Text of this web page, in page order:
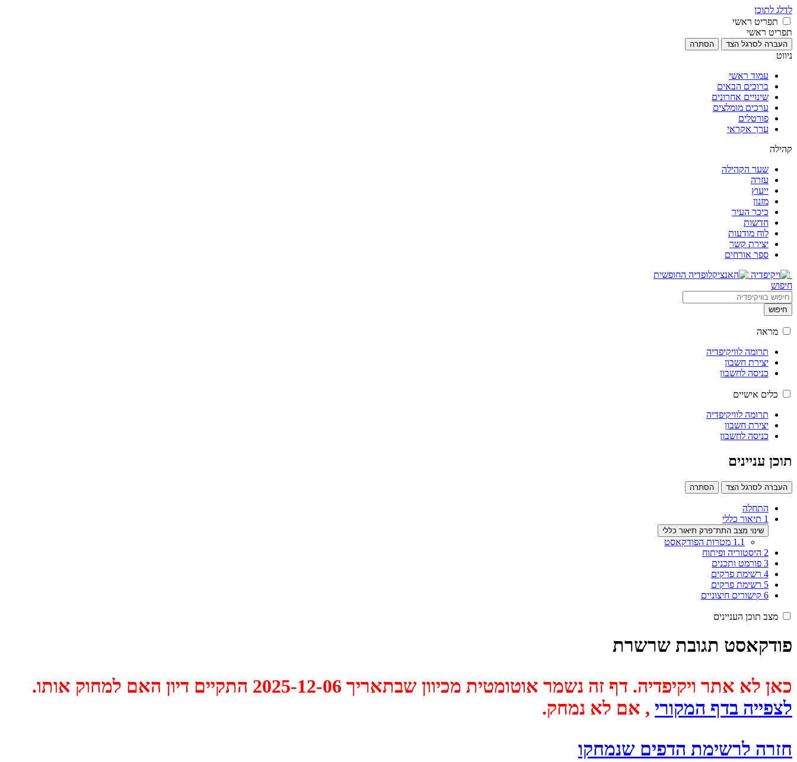
לדלג לתוכן
תפריט ראשי
תפריט ראשי
העברה לסרגל הצד הסתרה
ניווט
עמוד ראשי
ברוכים הבאים
שינויים אחרונים
ערכים מומלצים
פורטלים
ערך אקראי
קהילה
שער הקהילה
עזרה
ייעוץ
מזנון
כיכר העיר
חדשות
לוח מודעות
יצירת קשר
ספר אורחים
חיפוש
חיפוש
מראה
תרומה לוויקיפדיה
יצירת חשבון
כניסה לחשבון
כלים אישיים
תרומה לוויקיפדיה
יצירת חשבון
כניסה לחשבון
תוכן עניינים
העברה לסרגל הצד הסתרה
התחלה
1 תיאור כללי
שינוי מצב התת־פרק תיאור כללי
1.1 מטרות הפודקאסט
2 היסטוריה ופיתוח
3 פורמט ותכנים
4 רשימת פרקים
5 רשימת פרקים
6 קישורים חיצוניים
מצב תוכן העניינים
פודקאסט תגובת שרשרת
כאן לא אתר ויקיפדיה. דף זה נשמר אוטומטית מכיוון שבתאריך 2025-12-06 התקיים דיון האם למחוק אותו.
לצפייה בדף המקורי , אם לא נמחק.
חזרה לרשימת הדפים שנמחקו